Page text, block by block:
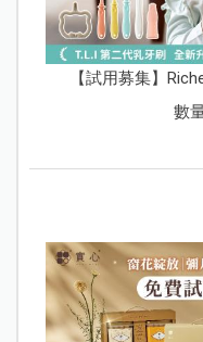
【試用募集】
數